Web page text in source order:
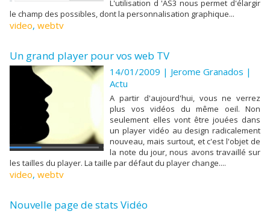
L'utilisation d 'AS3 nous permet d'élargir
le champ des possibles, dont la personnalisation graphique...
video, webtv
Un grand player pour vos web TV
14/01/2009 | Jerome Granados |
Actu
A partir d'aujourd'hui, vous ne verrez
plus vos vidéos du même oeil. Non
seulement elles vont être jouées dans
un player vidéo au design radicalement
nouveau, mais surtout, et c'est l'objet de
la note du jour, nous avons travaillé sur
les tailles du player. La taille par défaut du player change....
video, webtv
Nouvelle page de stats Vidéo